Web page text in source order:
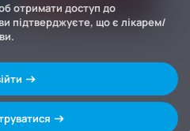
отримати доступ до
підтверджуєте, що є лікарем/